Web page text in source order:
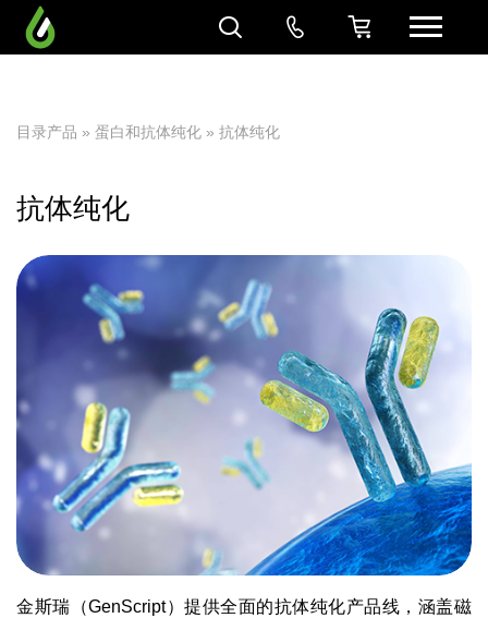
目录产品 » 蛋白和抗体纯化 » 抗体纯化
抗体纯化
金斯瑞（GenScript）提供全面的抗体纯化产品线，涵盖磁